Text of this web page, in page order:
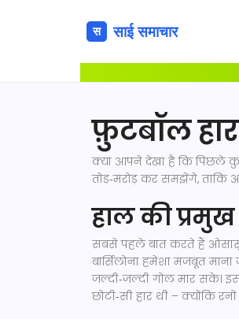
फ़ुटबॉल
क्या आपने देखा है कि पिछले
तोड़‑मरोड़ कर समझेंगे, ताकि
हाल की प्रमुख
सबसे पहले बात करते हैं
बार्सिलोना हमेशा मजबूत
जल्दी‑जल्दी गोल मार सके।
छोटी‑सी हार थी – क्योंकि